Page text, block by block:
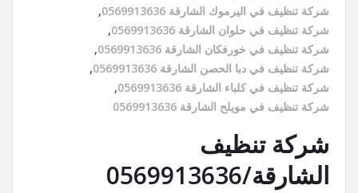
شركة تنظيف في اليرموك الشارقة 0569913636
,
شركة تنظيف في حلوان الشارقة 0569913636
,
شركة تنظيف في خورفكان الشارقة 0569913636
,
شركة تنظيف في دبا الحصن الشارقة 0569913636
,
شركة تنظيف في كلباء الشارقة 0569913636
,
شركة تنظيف في مويلح الشارقة 0569913636
شركة تنظيف
الشارقة/0569913636